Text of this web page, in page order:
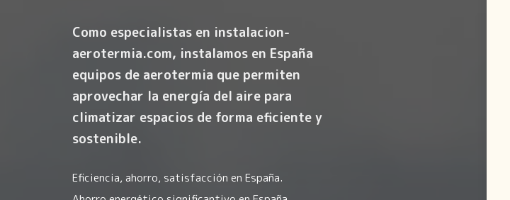
Como especialistas en instalacion-
aerotermia.com, instalamos en España
equipos de aerotermia que permiten
aprovechar la energía del aire para
climatizar espacios de forma eficiente y
sostenible.
Eficiencia, ahorro, satisfacción en España.